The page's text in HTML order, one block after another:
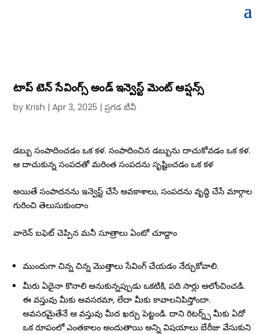
టాప్ టెన్ సేవింగ్స్ అండ్ ఇన్వెస్ట్ మెంట్ ఆప్షన్స్
byKrish |Apr 3, 2025 |ప్రగడ టీవీ
డబ్బు సంపాదించడం ఒక కళ. సంపాదించిన డబ్బును దాచుకోవడం ఒక కళ.
ఆ దాచుకున్న సంపదతో మరింత సంపదను సృష్టించడం ఒక కళ
అయితే సంపాదనను ఇన్వెస్ట్ చేసే అవకాశాలు, సంపదను వృద్ధి చేసే మార్గాల
గురించి తెలుసుకుందాం
వారెన్ బఫెట్ చెప్పిన మనీ సూత్రాలు ఏంటో చూద్దాం
ముందుగా చిన్న చిన్న మొత్తాలు సేవింగ్ చేయడం నేర్చుకోవాలి.
మీరు ఏదైనా కొనాలి అనుకున్నప్పుడు ఒకటికి, పది సార్లు ఆలోంచించడి.
ఈ వస్తువు మీకు అవసరమా, లేదా మీకు కావాలనిపిస్తోందా.
అవసరమైతేనే ఆ వస్తువు మీద ఖర్చు పెట్టండి. దాని రిటర్న్స్ మీకు ఏదో
ఒక రూపంలో ఎంతకాలం అందుతాయి అన్ని విషయాలు బేరీజు వేసుకుని